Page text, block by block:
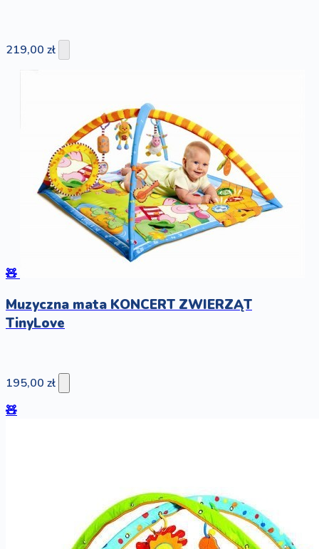
219,00 zł
🧸
Muzyczna mata KONCERT ZWIERZĄT
TinyLove
195,00 zł
🧸